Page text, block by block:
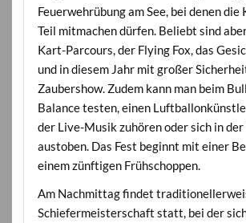
Feuerwehrübung am See, bei denen die
Teil mitmachen dürfen. Beliebt sind
Kart-Parcours, der Flying Fox, das
und in diesem Jahr mit großer
Zaubershow. Zudem kann man beim
Balance testen, einen
der Live-Musik zuhören oder sich in
austoben. Das Fest beginnt mit einer
einem zünftigen Frühschoppen.
Am Nachmittag findet
Schiefermeisterschaft statt, bei der